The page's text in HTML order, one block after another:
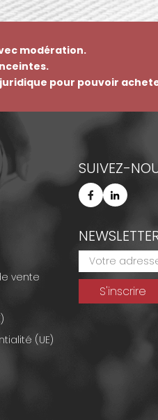
modération.
pour pouvoir
vente
(UE)
SUIVEZ-